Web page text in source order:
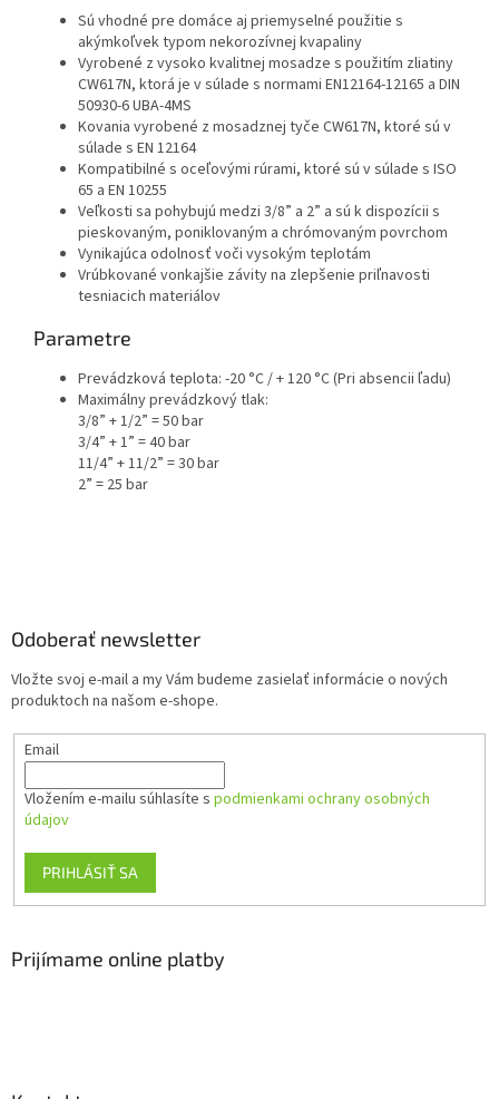
Sú vhodné pre domáce aj priemyselné použitie s
akýmkoľvek typom nekorozívnej kvapaliny
Vyrobené z vysoko kvalitnej mosadze s použitím zliatiny
CW617N, ktorá je v súlade s normami EN12164-12165 a DIN
50930-6 UBA-4MS
Kovania vyrobené z mosadznej tyče CW617N, ktoré sú v
súlade s EN 12164
Kompatibilné s oceľovými rúrami, ktoré sú v súlade s ISO
65 a EN 10255
Veľkosti sa pohybujú medzi 3/8” a 2” a sú k dispozícii s
pieskovaným, poniklovaným a chrómovaným povrchom
Vynikajúca odolnosť voči vysokým teplotám
Vrúbkované vonkajšie závity na zlepšenie priľnavosti
tesniacich materiálov
Parametre
Prevádzková teplota: -20 °C / + 120 °C (Pri absencii ľadu)
Maximálny prevádzkový tlak:
3/8” + 1/2” = 50 bar
3/4” + 1” = 40 bar
11/4” + 11/2” = 30 bar
2” = 25 bar
Odoberať newsletter
Vložte svoj e-mail a my Vám budeme zasielať informácie o nových
produktoch na našom e-shope.
Email
Vložením e-mailu súhlasíte s podmienkami ochrany osobných
údajov
PRIHLÁSIŤ SA
Prijímame online platby